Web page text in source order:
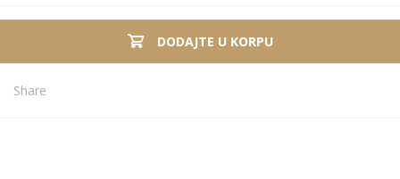
DODAJTE U KORPU
Share